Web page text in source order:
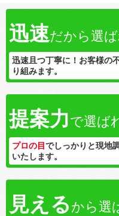
迅速だから選
迅速且つ丁寧に！お客様の
り組みます。
提案力で選ば
プロの目でしっかりと現地
いたします。
見える から選